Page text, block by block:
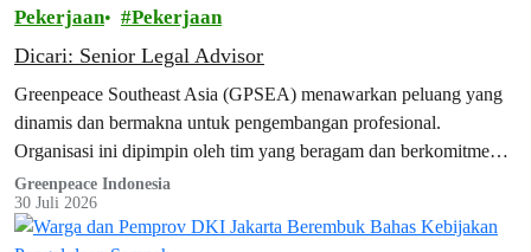
peluncuran laporan ini, aktivis Greenpeace menggelar aksi
damai…
Pekerjaan Pekerjaan
Dicari: Senior Legal Advisor
Greenpeace Southeast Asia (GPSEA) menawarkan peluang yang
dinamis dan bermakna untuk pengembangan profesional.
Organisasi ini dipimpin oleh tim yang beragam dan berkomitmen
yang memegang teguh standar profesional tertinggi dari organisasi
kampanye lingkungan terkemuka di dunia. Dengan bekerja
bersama rekan-rekan yang bersemangat dan terampil, Anda akan
Greenpeace Indonesia
30 Juli 2026